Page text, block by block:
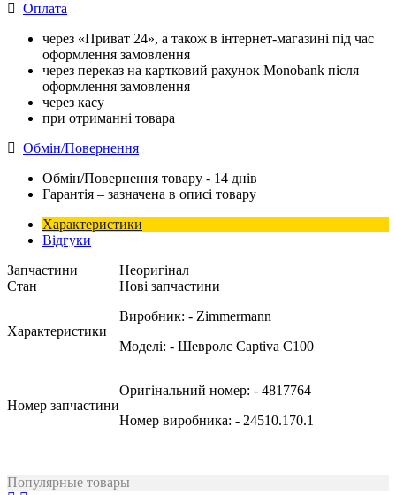
Оплата
через «Приват 24», а також в інтернет-магазині під час
оформлення замовлення
через переказ на картковий рахунок Monobank після
оформлення замовлення
через касу
при отриманні товара
Обмін/Повернення
Обмін/Повернення товару - 14 днів
Гарантія – зазначена в описі товару
Характеристики
Відгуки
Запчастини
Неоригінал
Стан
Нові запчастини
Характеристики
Виробник: - Zimmermann
Моделі: - Шевролє Captiva C100
Номер запчастини
Оригінальний номер: - 4817764
Номер виробника: - 24510.170.1
Популярные товары